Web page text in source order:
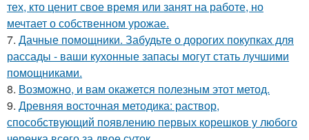
тех, кто ценит свое время или занят на работе, но
мечтает о собственном урожае.
7. Дачные помощники. Забудьте о дорогих покупках для
рассады - ваши кухонные запасы могут стать лучшими
помощниками.
8. Возможно, и вам окажется полезным этот метод.
9. Древняя восточная методика: раствор,
способствующий появлению первых корешков у любого